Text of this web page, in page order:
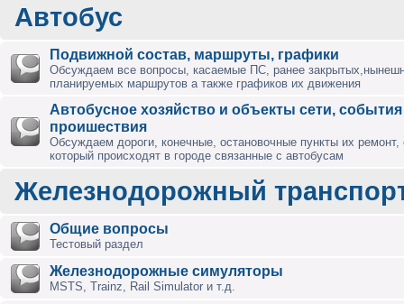
Автобус
Подвижной состав, маршруты, графики
Обсуждаем все вопросы, касаемые ПС, ранее
планируемых маршрутов а также графиков их движения
Автобусное хозяйство и объекты сети,
проишествия
Обсуждаем дороги, конечные, остановочные пункты их ремонт,
который происходят в городе связанные с автобусам
Железнодорожный
Общие вопросы
Тестовый раздел
Железнодорожные симуляторы
MSTS, Trainz, Rail Simulator и т.д.